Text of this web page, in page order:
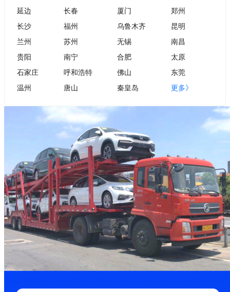
延边
长春 厦门
郑州
长沙
福州 乌鲁木齐
昆明
兰州
苏州 无锡
南昌
贵阳
南宁 合肥
太原
石家庄
呼和浩特 佛山
东莞
温州
唐山 秦皇岛 更多》